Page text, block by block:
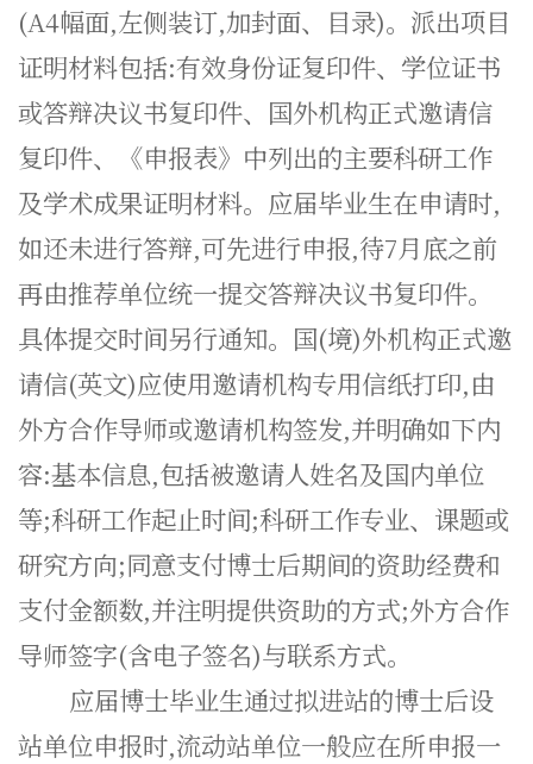
(A4幅面,左侧装订,加封面、目录)。派出项目
证明材料包括:有效身份证复印件、学位证书
或答辩决议书复印件、国外机构正式邀请信
复印件、《申报表》中列出的主要科研工作
及学术成果证明材料。应届毕业生在申请时,
如还未进行答辩,可先进行申报,待7月底之前
再由推荐单位统一提交答辩决议书复印件。
具体提交时间另行通知。国(境)外机构正式邀
请信(英文)应使用邀请机构专用信纸打印,由
外方合作导师或邀请机构签发,并明确如下内
容:基本信息,包括被邀请人姓名及国内单位
等;科研工作起止时间;科研工作专业、课题或
研究方向;同意支付博士后期间的资助经费和
支付金额数,并注明提供资助的方式;外方合作
导师签字(含电子签名)与联系方式。
应届博士毕业生通过拟进站的博士后设
站单位申报时,流动站单位一般应在所申报一